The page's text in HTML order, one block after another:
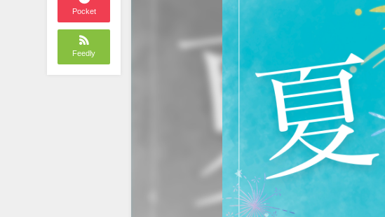
Pocket
Feedly